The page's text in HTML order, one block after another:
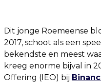
Dit jonge Roemeense
2017, schoot als een
bekendste en meest
kreeg enorme bijval in
Offering (IEO) bij